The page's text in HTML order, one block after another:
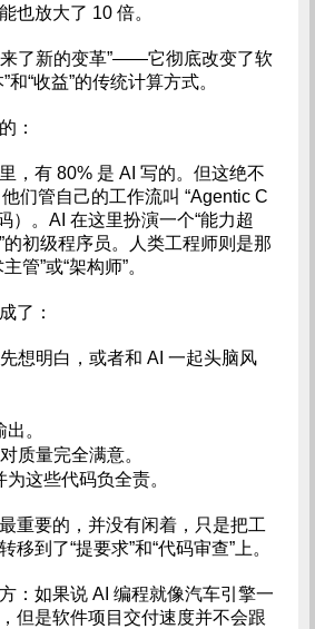
也放大了 10 倍。
来了新的变革”——它彻底改变了软
和“收益”的传统计算方式。
：
，有 80% 是 AI 写的。但这绝不
们管自己的工作流叫 “Agentic C
）。AI 在这里扮演一个“能力超
的初级程序员。人类工程师则是那
管”或“架构师”。
了：
想明白，或者和 AI 一起头脑风
。
质量完全满意。
这些代码负全责。
重要的，并没有闲着，只是把工
移到了“提要求”和“代码审查”上。
：如果说 AI 编程就像汽车引擎一
但是软件项目交付速度并不会跟